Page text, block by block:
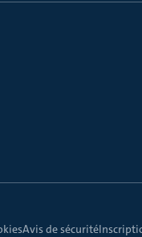
Avis de sécurité